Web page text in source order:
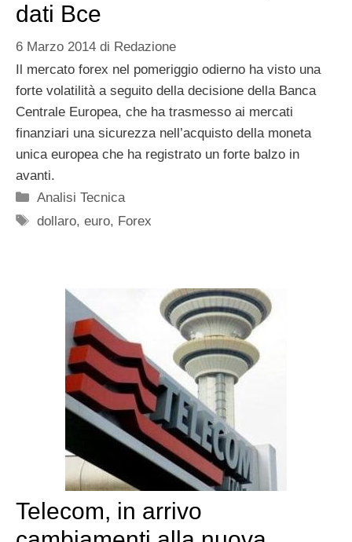
dati Bce
6 Marzo 2014 di Redazione
Il mercato forex nel pomeriggio odierno ha visto una
forte volatilità a seguito della decisione della Banca
Centrale Europea, che ha trasmesso ai mercati
finanziari una sicurezza nell’acquisto della moneta
unica europea che ha registrato un forte balzo in
avanti.
Categorie
Analisi Tecnica
Tag
dollaro,euro, Forex
Telecom, in arrivo